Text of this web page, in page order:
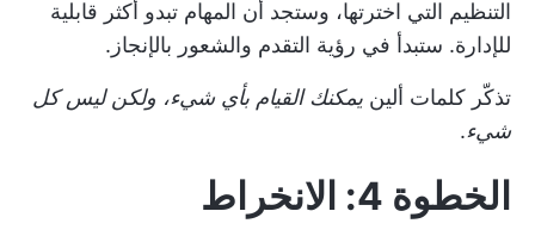
التنظيم التي اخترتها، وستجد أن المهام تبدو أكثر قابلية
للإدارة. ستبدأ في رؤية التقدم والشعور بالإنجاز.
تذكّر كلمات ألين يمكنك القيام بأي شيء، ولكن ليس كل
شيء.
الخطوة 4: الانخراط